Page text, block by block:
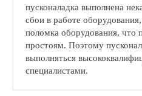
пусконаладка выполнена
сбои в работе
поломка оборудования, что
простоям. Поэтому
выполняться
специалистами.